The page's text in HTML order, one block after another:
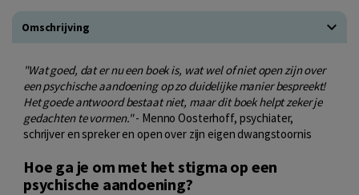
Omschrijving
"Wat goed, dat er nu een boek is, wat wel of niet open zijn over
een psychische aandoening op zo duidelijke manier bespreekt!
Het goede antwoord bestaat niet, maar dit boek helpt zeker je
gedachten te vormen."- Menno Oosterhoff, psychiater,
schrijver en spreker en open over zijn eigen dwangstoornis
Hoe ga je om met het stigma op een
psychische aandoening?